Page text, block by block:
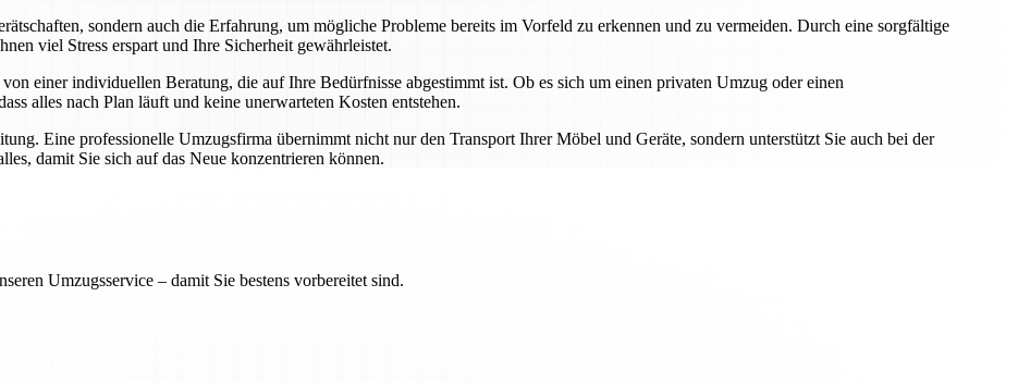
sondern auch die Erfahrung, um mögliche Probleme bereits im Vorfeld zu erkennen und zu vermeiden. Durch eine sorgfältige
viel Stress erspart und Ihre Sicherheit gewährleistet.
einer individuellen Beratung, die auf Ihre Bedürfnisse abgestimmt ist. Ob es sich um einen privaten Umzug oder einen
alles nach Plan läuft und keine unerwarteten Kosten entstehen.
Eine professionelle Umzugsfirma übernimmt nicht nur den Transport Ihrer Möbel und Geräte, sondern unterstützt Sie auch bei der
damit Sie sich auf das Neue konzentrieren können.
Umzugsservice – damit Sie bestens vorbereitet sind.